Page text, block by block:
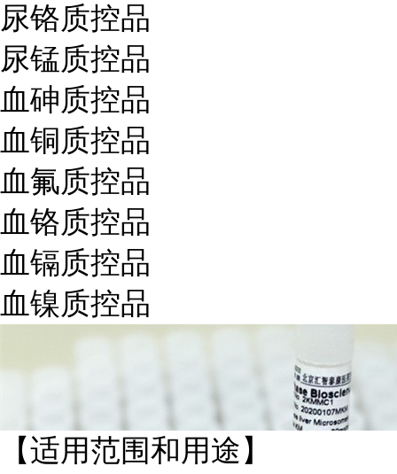
尿铬质控品
尿锰质控品
血砷质控品
血铜质控品
血氟质控品
血铬质控品
血镉质控品
血镍质控品
【适用范围和用途】